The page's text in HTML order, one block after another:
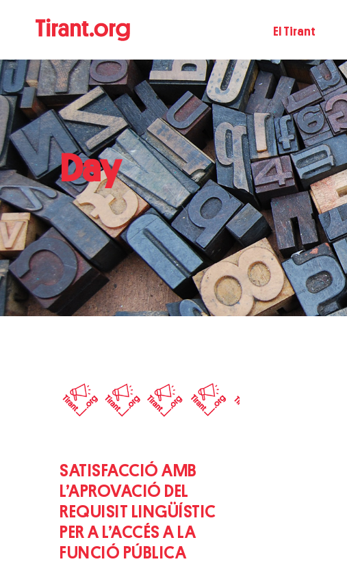
El Tirant
Day
SATISFACCIÓ AMB
L’APROVACIÓ DEL
REQUISIT LINGÜÍSTIC
PER A L’ACCÉS A LA
FUNCIÓ PÚBLICA